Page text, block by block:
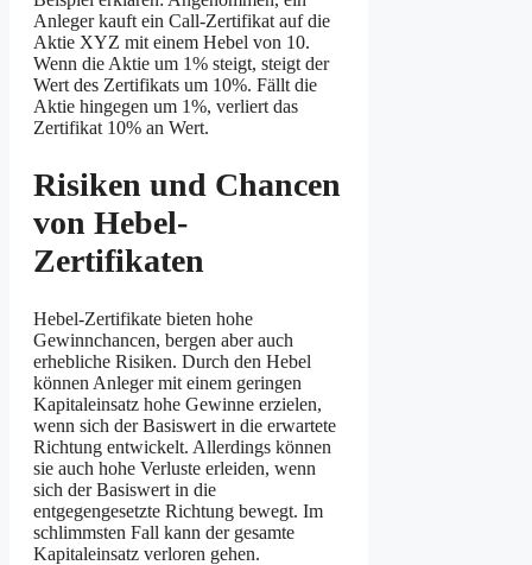
Anleger kauft ein Call-Zertifikat auf die
Aktie XYZ mit einem Hebel von 10.
Wenn die Aktie um 1% steigt, steigt der
Wert des Zertifikats um 10%. Fällt die
Aktie hingegen um 1%, verliert das
Zertifikat 10% an Wert.
Risiken und Chancen
von Hebel-
Zertifikaten
Hebel-Zertifikate bieten hohe
Gewinnchancen, bergen aber auch
erhebliche Risiken. Durch den Hebel
können Anleger mit einem geringen
Kapitaleinsatz hohe Gewinne erzielen,
wenn sich der Basiswert in die erwartete
Richtung entwickelt. Allerdings können
sie auch hohe Verluste erleiden, wenn
sich der Basiswert in die
entgegengesetzte Richtung bewegt. Im
schlimmsten Fall kann der gesamte
Kapitaleinsatz verloren gehen.